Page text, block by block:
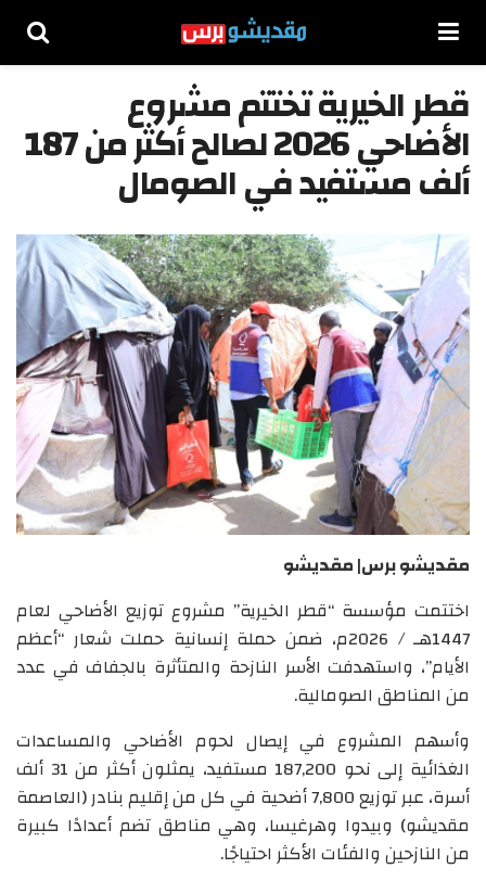
قطر الخيرية تختتم مشروع
الأضاحي 2026 لصالح أكثر من 187
ألف مستفيد في الصومال
مقديشو برس| مقديشو
اختتمت مؤسسة “قطر الخيرية” مشروع توزيع الأضاحي لعام
1447هـ / 2026م، ضمن حملة إنسانية حملت شعار “أعظم
الأيام”، واستهدفت الأسر النازحة والمتأثرة بالجفاف في عدد
من المناطق الصومالية.
وأسهم المشروع في إيصال لحوم الأضاحي والمساعدات
الغذائية إلى نحو 187,200 مستفيد، يمثلون أكثر من 31 ألف
أسرة، عبر توزيع 7,800 أضحية في كل من إقليم بنادر (العاصمة
مقديشو) وبيدوا وهرغيسا، وهي مناطق تضم أعدادًا كبيرة
من النازحين والفئات الأكثر احتياجًا.